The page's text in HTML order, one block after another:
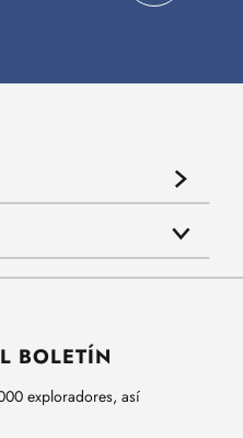
BOLETÍN
exploradores, así